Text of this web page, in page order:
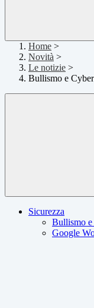
Home >
Novità >
Le notizie >
Bullismo e
Sicurezza
Bullismo
Google